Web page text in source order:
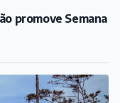
edição especial